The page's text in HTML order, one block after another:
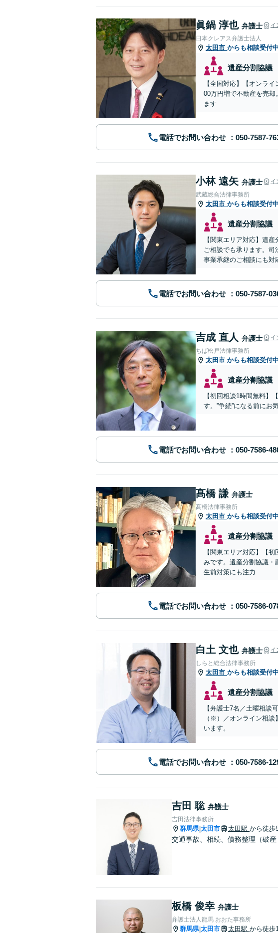
眞鍋 淳也 弁護士 イ
日本クレアス弁護士法人
太田市 からも相談受付中
遺産分割協議
【全国対応】【オンラ
00万円増で不動産を売
ます
電話でお問い合わせ
小林 遠矢 弁護士 イ
武蔵総合法律事務所
太田市 からも相談受付中
遺産分割協議
【関東エリア対応】遺
ご相談でも承ります。
事業承継のご相談にも対
電話でお問い合わせ
吉成 直人 弁護士 イ
ちば松戸法律事務所
太田市 からも相談受付中
遺産分割協議
【初回相談1時間無料】
す。”争続”になる前にお
電話でお問い合わせ
髙橋 謙 弁護士
髙橋法律事務所
太田市 からも相談受付中
遺産分割協議
【関東エリア対応】【
みです。遺産分割協議・
生前対策にも注力
電話でお問い合わせ
白土 文也 弁護士 イ
しらと総合法律事務所
太田市 からも相談受付中
遺産分割協議
【弁護士7名／土曜相談
（※）／オンライン相
います。
電話でお問い合わせ
吉田 聡 弁護士
吉田法律事務所
群馬県|太田市 太田駅 から徒歩
交通事故、相続、債務整理（破
板橋 俊幸 弁護士
弁護士法人龍馬 おおた事務所
群馬県|太田市 太田駅 から徒歩